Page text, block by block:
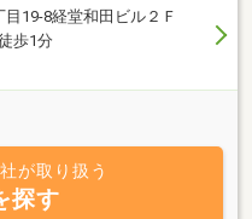
19-8経堂和田ビル２Ｆ
歩1分
が取り扱う
探す